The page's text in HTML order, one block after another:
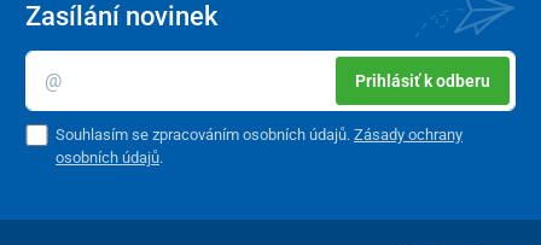
Zasílání novinek
Prihlásiť k odberu
Souhlasím se zpracováním osobních údajů.Zásady ochrany
osobních údajů.